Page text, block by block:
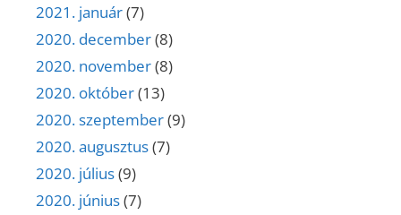
2021. január(7)
2020. december(8)
2020. november(8)
2020. október(13)
2020. szeptember(9)
2020. augusztus(7)
2020. július(9)
2020. június(7)